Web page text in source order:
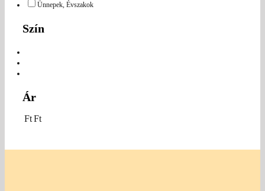
Ünnepek, Évszakok
Szín
Ár
FtFt